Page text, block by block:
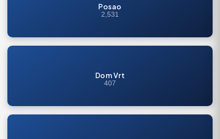
Posao
2,531
Dom Vrt
407